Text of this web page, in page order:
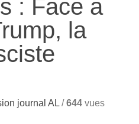
: Face a
la
journal AL /644 vues